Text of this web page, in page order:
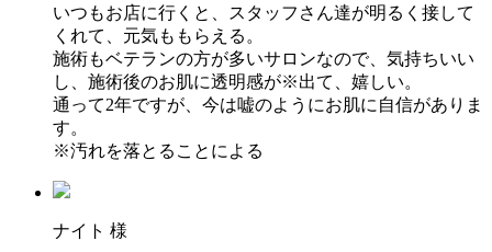
いつもお店に行くと、スタッフさん達が明るく接して
くれて、元気ももらえる。
施術もベテランの方が多いサロンなので、気持ちいい
し、施術後のお肌に透明感が※出て、嬉しい。
通って2年ですが、今は嘘のようにお肌に自信がありま
す。
※汚れを落とることによる
ナイト 様